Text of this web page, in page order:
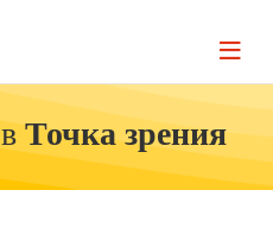
Page
Точка зрения